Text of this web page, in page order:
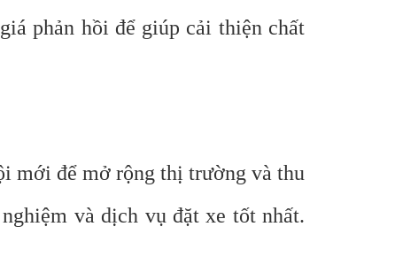
phản hồi để giúp cải thiện chất
mới để mở rộng thị trường và thu
và dịch vụ đặt xe tốt nhất.